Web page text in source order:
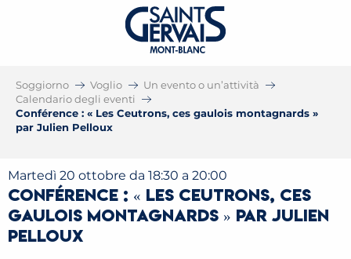
Soggiorno Voglio
Un evento o un’attività
Calendario degli eventi
Conférence : « Les Ceutrons, ces gaulois montagnards »
par Julien Pelloux
Martedì 20 ottobre da 18:30 a 20:00
Conférence : « Les Ceutrons, ces
gaulois montagnards » par Julien
Pelloux